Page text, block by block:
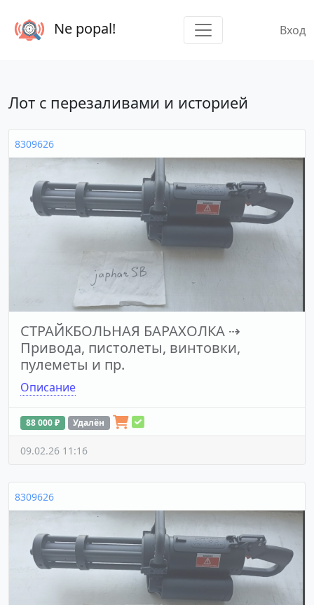
Ne popal! Вход
Лот с перезаливами и историей
8309626
СТРАЙКБОЛЬНАЯ БАРАХОЛКА ⇢
Привода, пистолеты, винтовки,
пулеметы и пр.
Описание
88 000 ₽ Удалён
09.02.26 11:16
8309626